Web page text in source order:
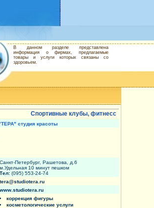
В данном разделе представлена
информация о фирмах, предлагаемые
товары и услуги которых связаны со
здоровьем.
Спортивные клубы, фитнесс
студия красоты
Санкт-Петербург, Рашетова, д.6
м.Удельная 10 минут пешком
Тел: (095) 553-24-74
tera@studiotera.ru
www.studiotera.ru
коррекция фигуры
косметологические услуги